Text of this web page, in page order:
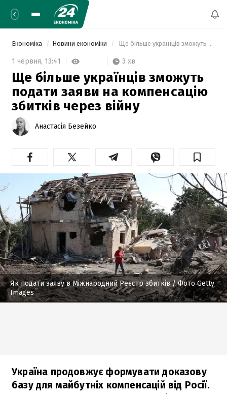
Економіка Новини економіки Ще більше українців зможуть подати заяви на компенсацію збитків через війну
1 червня, 13:41 3 хв
Ще більше українців зможуть
подати заяви на компенсацію
збитків через війну
Анастасія Безейко
Як подати заяву в Міжнародний Реєстр збитків/ Фото Getty
Images
Україна продовжує формувати доказову
базу для майбутніх компенсацій від Росії.